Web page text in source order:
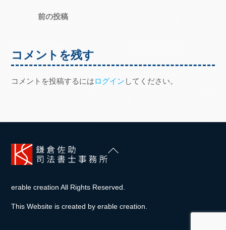
前の投稿
コメントを残す
コメントを投稿するにはログイン してください。
Back
erable creation All Rights Reserved.
This Website is created byerable creation.